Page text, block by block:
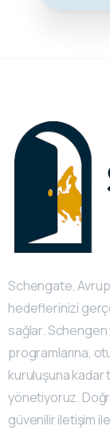
Schengate,
hedeflerinizi
sağlar.
programlarına,
kuruluşuna
yönetiyoruz.
güvenilir iletişim